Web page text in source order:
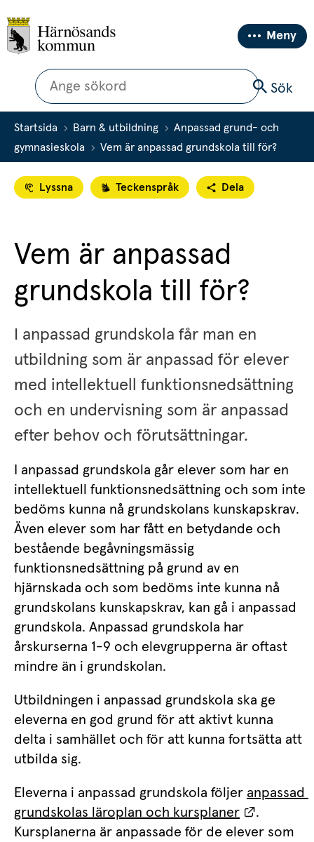
Meny
Sök
Sök
Startsida Barn & utbildning
Anpassad grund- och
gymnasieskola
Vem är anpassad grundskola till för?
Lyssna Teckenspråk Dela
Vem är anpassad
grundskola till för?
I anpassad grundskola får man en
utbildning som är anpassad för elever
med intellektuell funktionsnedsättning
och en undervisning som är anpassad
efter behov och förutsättningar.
I anpassad grundskola går elever som har en
intellektuell funktionsnedsättning och som inte
bedöms kunna nå grundskolans kunskapskrav.
Även elever som har fått en betydande och
bestående begåvningsmässig
funktionsnedsättning på grund av en
hjärnskada och som bedöms inte kunna nå
grundskolans kunskapskrav, kan gå i anpassad
grundskola. Anpassad grundskola har
årskurserna 1-9 och elevgrupperna är oftast
mindre än i grundskolan.
Utbildningen i anpassad grundskola ska ge
eleverna en god grund för att aktivt kunna
delta i samhället och för att kunna fortsätta att
utbilda sig.
Eleverna i anpassad grundskola följer anpassad
grundskolas läroplan och kursplaner
Länk till
.
Kursplanerna är anpassade för de elever som